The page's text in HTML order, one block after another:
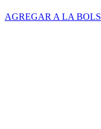
AGREGAR A LA